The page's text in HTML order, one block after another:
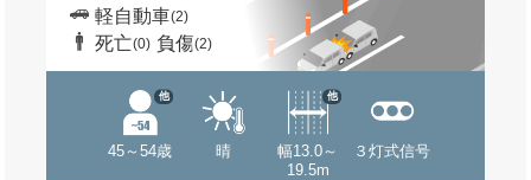
軽自動車(2)
死亡(0) 負傷(2)
45～54歳
他
晴
幅13.0～
19.5m
他
３灯式信号